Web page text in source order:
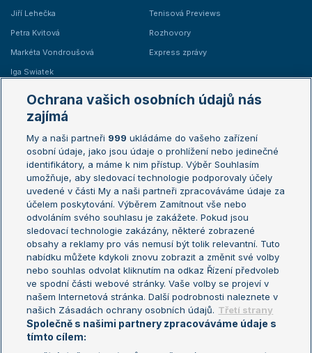
Jiří Lehečka
Petra Kvitová
Markéta Vondroušová
Iga Swiatek
Tenisová Previews
Rozhovory
Express zprávy
Žebříčky
Žebříček ATP (muži)
Žebříček WTA (ženy)
Sázkařský žebříček
Australian Open
French Open
Wimbledon
US Open
Turnaj mistrů
Turnaj mistryň
Aktualní trendy
Fotbalové přestupy
Livesport Daily
LS Prague Open
Ochrana vašich osobních údajů nás
zajímá
My a naši partneři 999 ukládáme do vašeho zařízení
osobní údaje, jako jsou údaje o prohlížení nebo jedinečné
identifikátory, a máme k nim přístup. Výběr Souhlasím
umožňuje, aby sledovací technologie podporovaly účely
uvedené v části My a naši partneři zpracováváme údaje za
účelem poskytování. Výběrem Zamítnout vše nebo
odvoláním svého souhlasu je zakážete. Pokud jsou
sledovací technologie zakázány, některé zobrazené
obsahy a reklamy pro vás nemusí být tolik relevantní. Tuto
nabídku můžete kdykoli znovu zobrazit a změnit své volby
nebo souhlas odvolat kliknutím na odkaz Řízení předvoleb
ve spodní části webové stránky. Vaše volby se projeví v
našem Internetová stránka. Další podrobnosti naleznete v
našich Zásadách ochrany osobních údajů. Třetí strany
Společně s našimi partnery zpracováváme údaje s
tímto cílem: